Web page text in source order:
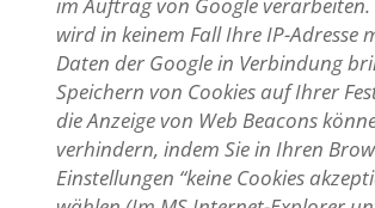
wird in keinem Fall Ihre IP-Adresse
Daten der Google in Verbindung
Speichern von Cookies auf Ihrer
die Anzeige von Web Beacons
verhindern, indem Sie in Ihren
Einstellungen “keine Cookies